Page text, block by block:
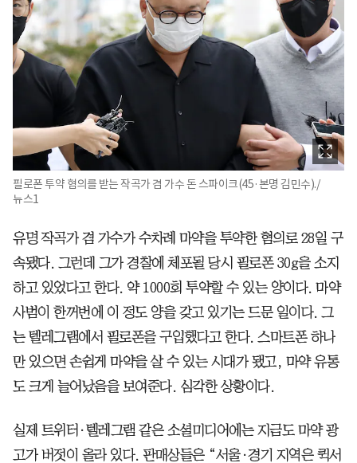
필로폰 투약 혐의를 받는 작곡가 겸 가수 돈 스파이크(45·본명 김민수)./
뉴스1
유명 작곡가 겸 가수가 수차례 마약을 투약한 혐의로 28일 구
속됐다. 그런데 그가 경찰에 체포될 당시 필로폰 30g을 소지
하고 있었다고 한다. 약 1000회 투약할 수 있는 양이다. 마약
사범이 한꺼번에 이 정도 양을 갖고 있기는 드문 일이다. 그
는 텔레그램에서 필로폰을 구입했다고 한다. 스마트폰 하나
만 있으면 손쉽게 마약을 살 수 있는 시대가 됐고, 마약 유통
도 크게 늘어났음을 보여준다. 심각한 상황이다.
실제 트위터·텔레그램 같은 소셜미디어에는 지금도 마약 광
고가 버젓이 올라 있다. 판매상들은 “서울·경기 지역은 퀵서